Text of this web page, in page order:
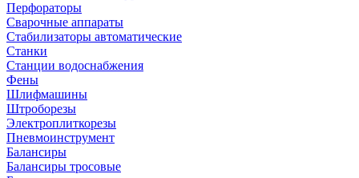
Перфораторы
Сварочные аппараты
Стабилизаторы автоматические
Станки
Станции водоснабжения
Фены
Шлифмашины
Штроборезы
Электроплиткорезы
Пневмоинструмент
Балансиры
Балансиры тросовые